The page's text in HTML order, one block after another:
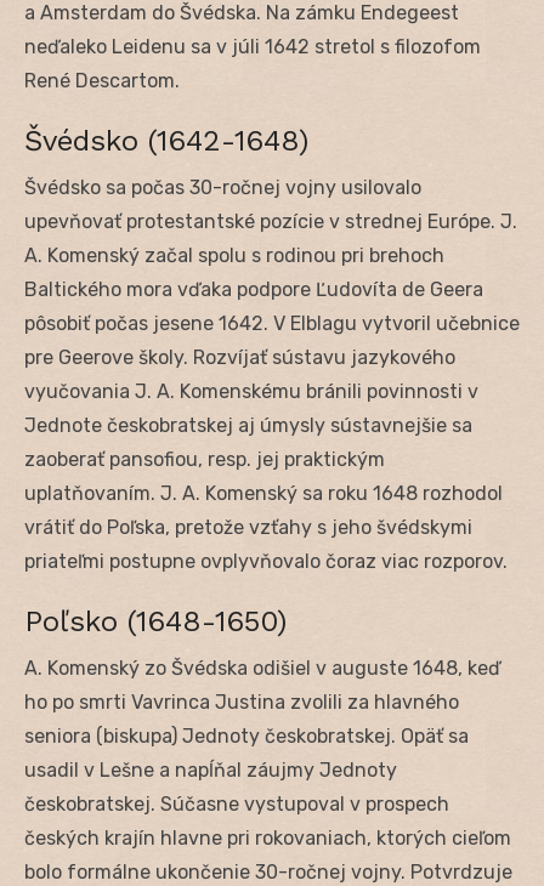
a Amsterdam do Švédska. Na zámku Endegeest
neďaleko Leidenu sa v júli 1642 stretol s filozofom
René Descartom.
Švédsko (1642-1648)
Švédsko sa počas 30-ročnej vojny usilovalo
upevňovať protestantské pozície v strednej Európe. J.
A. Komenský začal spolu s rodinou pri brehoch
Baltického mora vďaka podpore Ľudovíta de Geera
pôsobiť počas jesene 1642. V Elblagu vytvoril učebnice
pre Geerove školy. Rozvíjať sústavu jazykového
vyučovania J. A. Komenskému bránili povinnosti v
Jednote českobratskej aj úmysly sústavnejšie sa
zaoberať pansofiou, resp. jej praktickým
uplatňovaním. J. A. Komenský sa roku 1648 rozhodol
vrátiť do Poľska, pretože vzťahy s jeho švédskymi
priateľmi postupne ovplyvňovalo čoraz viac rozporov.
Poľsko (1648-1650)
A. Komenský zo Švédska odišiel v auguste 1648, keď
ho po smrti Vavrinca Justina zvolili za hlavného
seniora (biskupa) Jednoty českobratskej. Opäť sa
usadil v Lešne a napĺňal záujmy Jednoty
českobratskej. Súčasne vystupoval v prospech
českých krajín hlavne pri rokovaniach, ktorých cieľom
bolo formálne ukončenie 30-ročnej vojny. Potvrdzuje